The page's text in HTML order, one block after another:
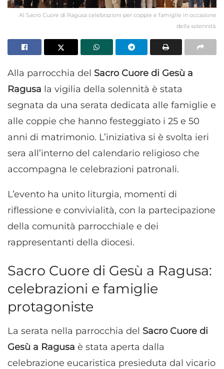
Al Sacro Cuore di Ragusa celebrazioni per coppie e famiglie in occasione
della solennità.
Alla parrocchia del Sacro Cuore di Gesù a
Ragusa la vigilia della solennità è stata
segnata da una serata dedicata alle famiglie e
alle coppie che hanno festeggiato i 25 e 50
anni di matrimonio. L’iniziativa si è svolta ieri
sera all’interno del calendario religioso che
accompagna le celebrazioni patronali.
L’evento ha unito liturgia, momenti di
riflessione e convivialità, con la partecipazione
della comunità parrocchiale e dei
rappresentanti della diocesi.
Sacro Cuore di Gesù a Ragusa:
celebrazioni e famiglie
protagoniste
La serata nella parrocchia del Sacro Cuore di
Gesù a Ragusa è stata aperta dalla
celebrazione eucaristica presieduta dal vicario